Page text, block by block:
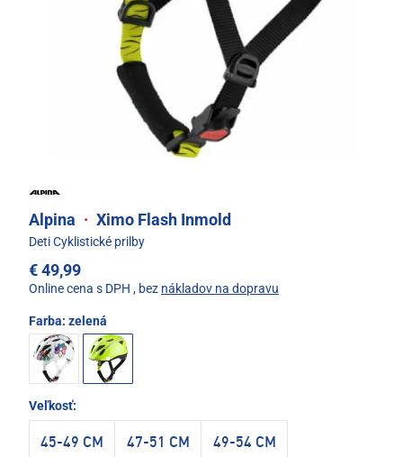
Alpina · Ximo Flash Inmold
Deti Cyklistické prilby
€ 49,99
Online cena s DPH , bez nákladov na dopravu
Farba: zelená
Veľkosť:
45-49 CM 47-51 CM 49-54 CM